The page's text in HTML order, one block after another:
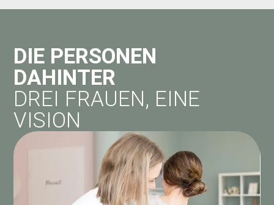
DIE PERSONEN
DAHINTER
DREI FRAUEN, EINE
VISION